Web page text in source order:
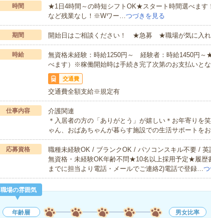
時間
★1日4時間～の時短シフトOK★スタート時間選べます
など残業なし！※Wワー…つづきを見る
期間 開始日はご相談ください！ ★急募 ★職場が気に入れ
時給
無資格未経験：時給1250円～ 経験者：時給1450円～
べます）※稼働開始時は手続き完了次第のお支払いとな
交通費
交通費全額支給※規定有
仕事内容
介護関連
＊入居者の方の「ありがとう」が嬉しい＊お年寄りを
ゃん、おばあちゃんが暮らす施設での生活サポートを
応募資格
職種未経験OK / ブランクOK / パソコンスキル不要 / 英
無資格・未経験OK年齢不問★10名以上採用予定★履歴
までに担当より電話・メールでご連絡2)電話で登録…
職場の雰囲気
年齢層
男女比率